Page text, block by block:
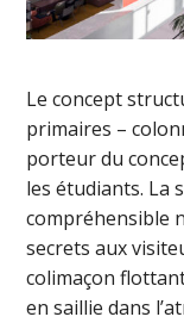
Le concept
primaires –
porteur du
les étudiants. La
compréhensible
secrets aux
colimaçon
en saillie dans